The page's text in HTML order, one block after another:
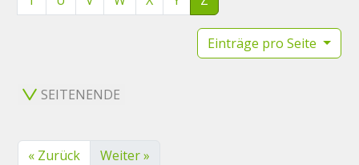
Einträge pro Seite
SEITENENDE
« Zurück Weiter »